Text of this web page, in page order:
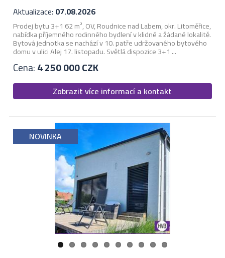
Aktualizace: 07.08.2026
Prodej bytu 3+1 62 m², OV, Roudnice nad Labem, okr. Litoměřice,
nabídka příjemného rodinného bydlení v klidné a žádané lokalitě.
Bytová jednotka se nachází v 10. patře udržovaného bytového
domu v ulici Alej 17. listopadu. Světlá dispozice 3+1 ...
Cena:4 250 000 CZK
Zobrazit více informací a kontakt
NOVINKA